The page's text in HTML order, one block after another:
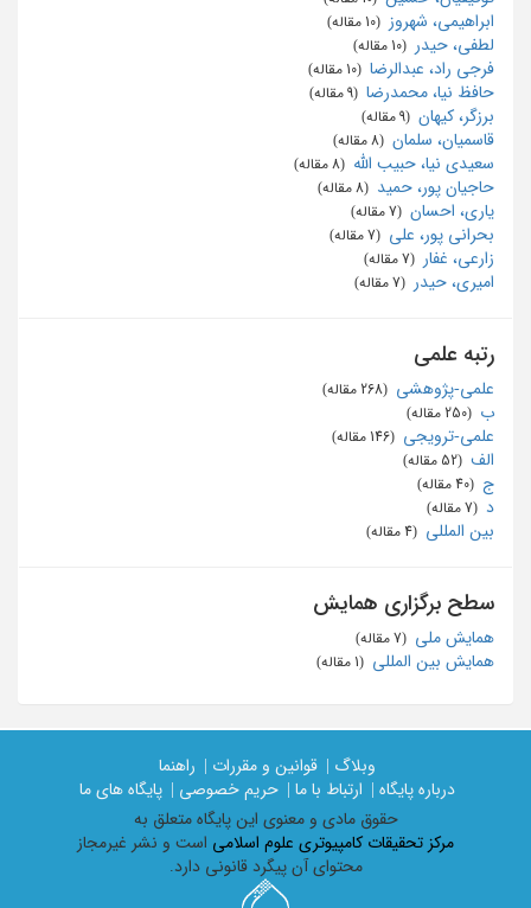
ابراهیمی، شهروز
لطفی، حیدر
فرجی راد، عبدالرضا
حافظ نیا، محمدرضا
برزگر، کیهان
قاسمیان، سلمان
سعیدی نیا، حبیب الله
حاجیان پور، حمید
یاری، احسان
بحرانی پور، علی
زارعی، غفار
امیری، حیدر
رتبه علمی
علمی-پژوهشی
ب
علمی-ترویجی
الف
ج
د
بین المللی
سطح برگزاری همایش
همایش ملی
همایش بین المللی
وبلاگ | قوانین و مقررات |
راهنما
درباره پایگاه |
ارتباط با ما | حریم خصوصی |
پایگاه های ما
حقوق مادی و معنوی اين پايگاه متعلق به
مرکز تحقیقات کامپیوتری علوم اسلامی است و نشر غیرمجاز
محتوای آن پیگرد قانونی دارد.